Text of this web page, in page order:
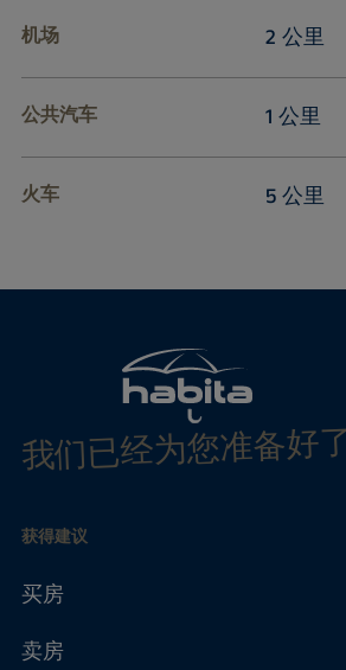
机场 2 公里
公共汽车 1 公里
火车 5 公里
我们已经为您准备好了
获得建议
买房
卖房